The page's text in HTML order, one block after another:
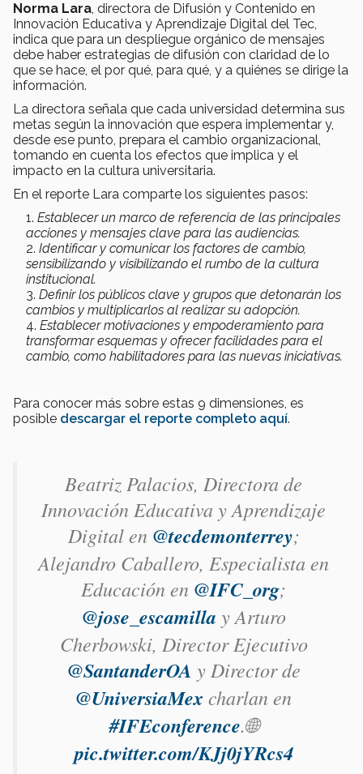
Norma Lara, directora de Difusión y Contenido en
Innovación Educativa y Aprendizaje Digital del Tec,
indica que para un despliegue orgánico de mensajes
debe haber estrategias de difusión con claridad de lo
que se hace, el por qué, para qué, y a quiénes se dirige la
información.
La directora señala que cada universidad determina sus
metas según la innovación que espera implementar y,
desde ese punto, prepara el cambio organizacional,
tomando en cuenta los efectos que implica y el
impacto en la cultura universitaria.
En el reporte Lara comparte los siguientes pasos:
Establecer un marco de referencia de las principales
acciones y mensajes clave para las audiencias.
Identificar y comunicar los factores de cambio,
sensibilizando y visibilizando el rumbo de la cultura
institucional.
Definir los públicos clave y grupos que detonarán los
cambios y multiplicarlos al realizar su adopción.
Establecer motivaciones y empoderamiento para
transformar esquemas y ofrecer facilidades para el
cambio, como habilitadores para las nuevas iniciativas.
Para conocer más sobre estas 9 dimensiones, es
posible descargar el reporte completo aquí.
Beatriz Palacios, Directora de
Innovación Educativa y Aprendizaje
Digital en @tecdemonterrey;
Alejandro Caballero, Especialista en
Educación en @IFC_org;
@jose_escamilla y Arturo
Cherbowski, Director Ejecutivo
@SantanderOA y Director de
@UniversiaMexcharlan en
#IFEconference.🌐
pic.twitter.com/KJj0jYRcs4